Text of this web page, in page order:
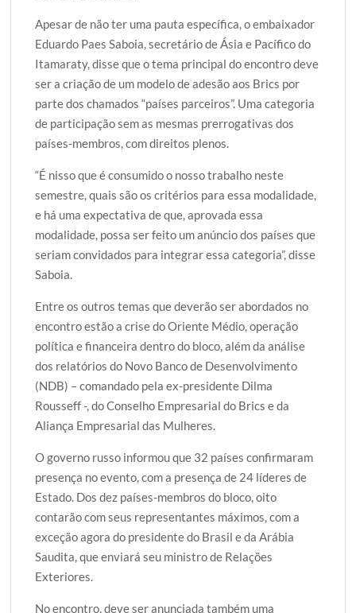
Apesar de não ter uma pauta específica, o embaixador
Eduardo Paes Saboia, secretário de Ásia e Pacífico do
Itamaraty, disse que o tema principal do encontro deve
ser a criação de um modelo de adesão aos Brics por
parte dos chamados “países parceiros”. Uma categoria
de participação sem as mesmas prerrogativas dos
países-membros, com direitos plenos.
“É nisso que é consumido o nosso trabalho neste
semestre, quais são os critérios para essa modalidade,
e há uma expectativa de que, aprovada essa
modalidade, possa ser feito um anúncio dos países que
seriam convidados para integrar essa categoria”, disse
Saboia.
Entre os outros temas que deverão ser abordados no
encontro estão a crise do Oriente Médio, operação
política e financeira dentro do bloco, além da análise
dos relatórios do Novo Banco de Desenvolvimento
(NDB) – comandado pela ex-presidente Dilma
Rousseff -, do Conselho Empresarial do Brics e da
Aliança Empresarial das Mulheres.
O governo russo informou que 32 países confirmaram
presença no evento, com a presença de 24 líderes de
Estado. Dos dez países-membros do bloco, oito
contarão com seus representantes máximos, com a
exceção agora do presidente do Brasil e da Arábia
Saudita, que enviará seu ministro de Relações
Exteriores.
No encontro, deve ser anunciada também uma